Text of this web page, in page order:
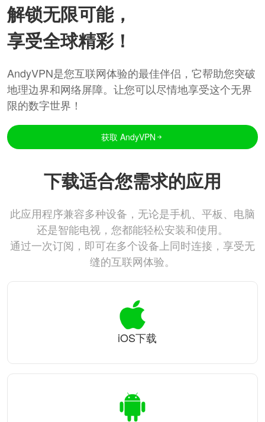
解锁无限可能，
享受全球精彩！
AndyVPN是您互联网体验的最佳伴侣，它帮助您突破
地理边界和网络屏障。让您可以尽情地享受这个无界
限的数字世界！
获取 AndyVPN
下载适合您需求的应用
此应用程序兼容多种设备，无论是手机、平板、电脑
还是智能电视，您都能轻松安装和使用。
通过一次订阅，即可在多个设备上同时连接，享受无
缝的互联网体验。
iOS下载